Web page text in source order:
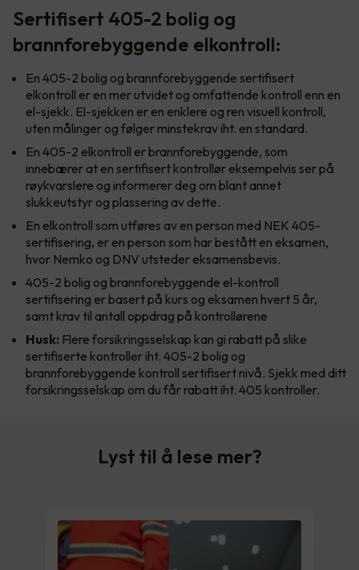
Sertifisert 405-2 bolig og
brannforebyggende elkontroll:
En 405-2 bolig og brannforebyggende sertifisert
elkontroll er en mer utvidet og omfattende kontroll enn en
el-sjekk. El-sjekken er en enklere og ren visuell kontroll,
uten målinger og følger minstekrav iht. en standard.
En 405-2 elkontroll er brannforebyggende, som
innebærer at en sertifisert kontrollør eksempelvis ser på
røykvarslere og informerer deg om blant annet
slukkeutstyr og plassering av dette.
En elkontroll som utføres av en person med NEK 405-
sertifisering, er en person som har bestått en eksamen,
hvor Nemko og DNV utsteder eksamensbevis.
405-2 bolig og brannforebyggende el-kontroll
sertifisering er basert på kurs og eksamen hvert 5 år,
samt krav til antall oppdrag på kontrollørene
Husk: Flere forsikringsselskap kan gi rabatt på slike
sertifiserte kontroller iht. 405-2 bolig og
brannforebyggende kontroll sertifisert nivå. Sjekk med ditt
forsikringsselskap om du får rabatt iht. 405 kontroller.
Lyst til å lese mer?